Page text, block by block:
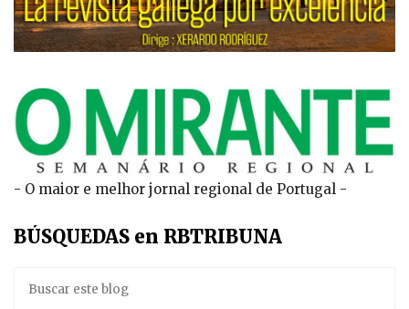
- O maior e melhor jornal regional de Portugal -
BÚSQUEDAS en RBTRIBUNA